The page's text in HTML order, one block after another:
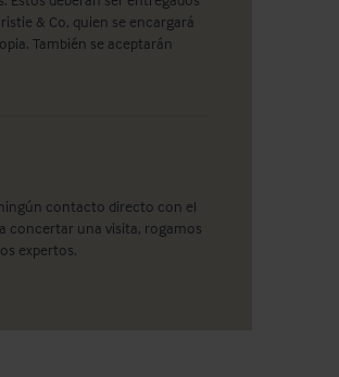
& Co, quien se encargará
También se aceptarán
contacto directo con el
concertar una visita, rogamos
expertos.